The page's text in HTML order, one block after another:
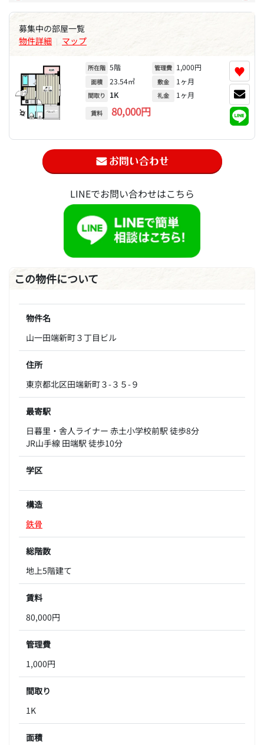
募集中の部屋一覧
物件詳細 | マップ
所在階 5階
面積 23.54㎡
間取り 1K
賃料 80,000円
管理費 1,000円
敷金 1ヶ月
礼金 1ヶ月
♥
LINEでお問い合わせはこちら
この物件について
物件名
山一田端新町３丁目ビル
住所
東京都北区田端新町３-３５-９
最寄駅
日暮里・舎人ライナー 赤土小学校前駅 徒歩8分
JR山手線 田端駅 徒歩10分
学区
構造
鉄骨
総階数
地上5階建て
賃料
80,000円
管理費
1,000円
間取り
1K
面積